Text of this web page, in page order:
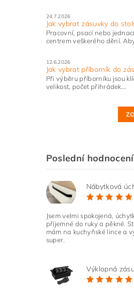
24.7.2026
Jak vybrat zásuvky do
Pracovní, psací nebo
centrem veškerého dění. Aby
12.6.2026
Jak vybrat příborník do
Při výběru příborníku jsou
velikost, počet přihrádek...
Poslední
Jsem velmi spokojená,
příjemné do ruky a pěkné.
mám na kuchyňské lince a
super.